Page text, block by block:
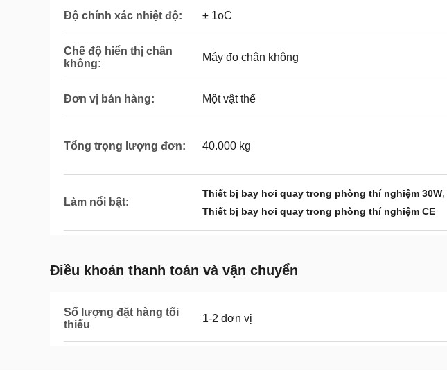
Độ chính xác nhiệt độ: ± 1oC
Chế độ hiển thị chân
không:
Máy đo chân không
Đơn vị bán hàng: Một vật thể
Tổng trọng lượng đơn: 40.000 kg
Làm nổi bật:
Thiết bị bay hơi quay trong phòng thí nghiệm 30W,
Thiết bị bay hơi quay trong phòng thí nghiệm CE
Điều khoản thanh toán và vận chuyển
Số lượng đặt hàng tối
thiểu
1-2 đơn vị